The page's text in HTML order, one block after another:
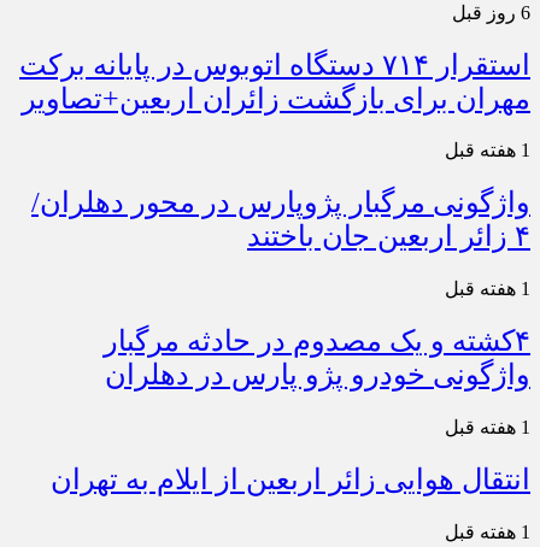
6 روز قبل
استقرار ۷۱۴ دستگاه اتوبوس در پایانه برکت
مهران برای بازگشت زائران اربعین+تصاویر
1 هفته قبل
واژگونی مرگبار پژوپارس در محور دهلران/
۴ زائر اربعین جان باختند
1 هفته قبل
۴کشته و یک مصدوم در حادثه مرگبار
واژگونی خودرو پژو پارس در دهلران
1 هفته قبل
انتقال هوایی زائر اربعین از ایلام به تهران
1 هفته قبل